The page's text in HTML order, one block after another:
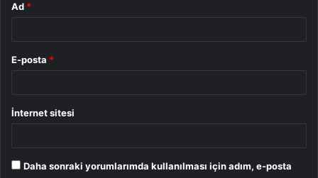
Ad *
E-posta *
İnternet sitesi
Daha sonraki yorumlarımda kullanılması için adım, e-posta